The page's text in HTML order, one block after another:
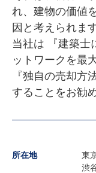
れ、建物の価値
因と考えられます
当社は 『建築士
ットワークを最
『独自の売却方
することをお勧
所在地
東
渋